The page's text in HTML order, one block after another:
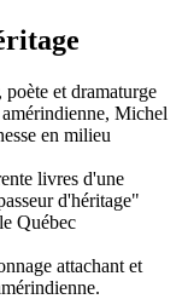
et dramaturge
Michel
en milieu
livres d'une
d'héritage"
Québec
attachant et